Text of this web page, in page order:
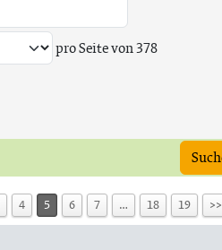
pro Seite von378
4 5 6 7 … 18 19 >>